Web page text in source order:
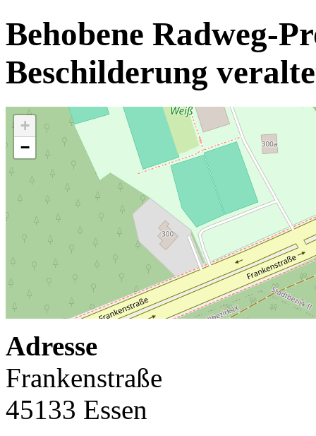
Behobene Radweg-
Beschilderung
+
−
Adresse
Frankenstraße
45133 Essen